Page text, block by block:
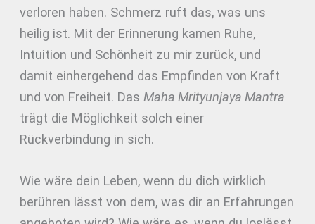
verloren haben. Schmerz ruft das, was uns
heilig ist. Mit der Erinnerung kamen Ruhe,
Intuition und Schönheit zu mir zurück, und
damit einhergehend das Empfinden von Kraft
und von Freiheit. DasMaha Mrityunjaya Mantra
trägt die Möglichkeit solch einer
Rückverbindung in sich.
Wie wäre dein Leben, wenn du dich wirklich
berühren lässt von dem, was dir an Erfahrungen